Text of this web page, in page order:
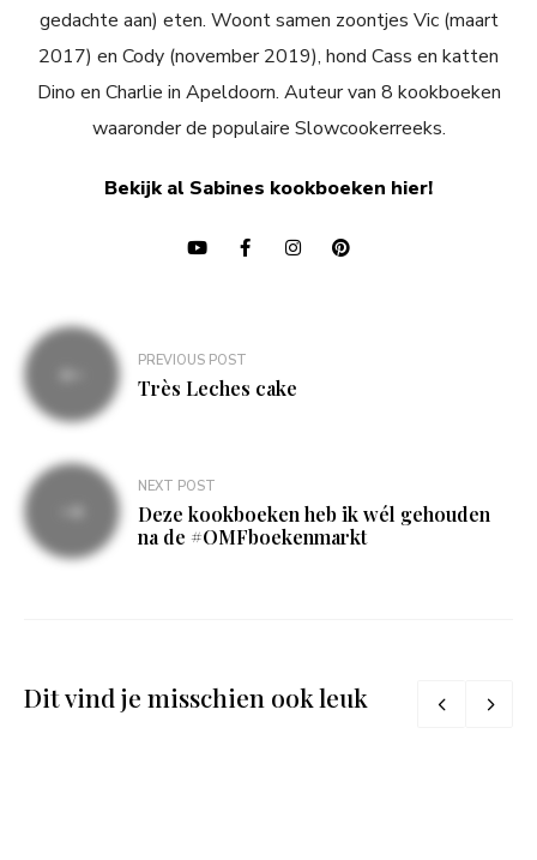
gedachte aan) eten. Woont samen zoontjes Vic (maart
2017) en Cody (november 2019), hond Cass en katten
Dino en Charlie in Apeldoorn. Auteur van 8 kookboeken
waaronder de populaire Slowcookerreeks.
Bekijk al Sabines kookboeken hier!
Bericht
navigatie
PREVIOUS POST
Très Leches cake
NEXT POST
Deze kookboeken heb ik wél gehouden
na de #OMFboekenmarkt
Dit vind je misschien ook leuk